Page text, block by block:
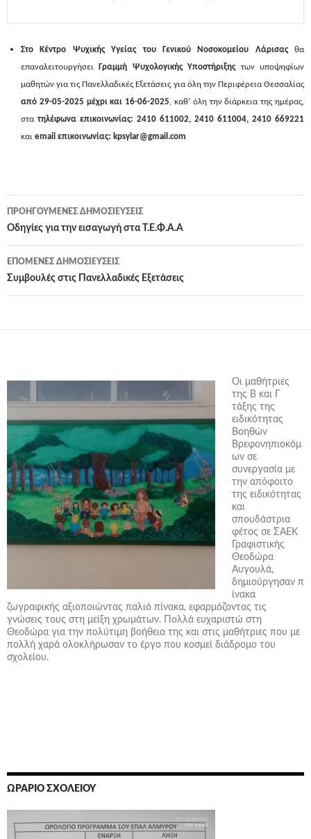
Στο Κέντρο Ψυχικής Υγείας του Γενικού Νοσοκομείου Λάρισαςθα
επαναλειτουργήσει
Γραμμή Ψυχολογικής Υποστήριξης των υποψηφίων
μαθητών για τις Πανελλαδικές Εξετάσεις για όλη την Περιφέρεια Θεσσαλίας
από 29-05-2025 μέχρι και 16-06-2025, καθ’ όλη την διάρκεια της ημέρας,
στατηλέφωνα επικοινωνίας: 2410 611002, 2410 611004, 2410 669221
και email επικοινωνίας: kpsylar@gmail .com
Πλοήγηση
άρθρων
ΠΡΟΗΓΟΎΜΕΝΕΣ ΔΗΜΟΣΙΕΎΣΕΙΣ
Οδηγίες για την εισαγωγή στα Τ.Ε.Φ.Α.Α
ΕΠΌΜΕΝΕΣ ΔΗΜΟΣΙΕΎΣΕΙΣ
Συμβουλές στις Πανελλαδικές Εξετάσεις
Οι μαθήτριες
της Β και Γ
τάξης της
ειδικότητας
Βοηθών
Βρεφονηπιοκόμ
ων σε
συνεργασία με
την απόφοιτο
της ειδικότητας
και
σπουδάστρια
φέτος σε ΣΑΕΚ
Γραφιστικής
Θεοδώρα
Αυγουλά,
δημιούργησαν π
ίνακα
ζωγραφικής αξιοποιώντας παλιό πίνακα, εφαρμόζοντας τις
γνώσεις τους στη μείξη χρωμάτων. Πολλά ευχαριστώ στη
Θεοδώρα για την πολύτιμη βοήθεια της και στις μαθήτριες που με
πολλή χαρά ολοκλήρωσαν το έργο που κοσμεί διάδρομο του
σχολείου.
ΩΡΆΡΙΟ ΣΧΟΛΕΊΟΥ